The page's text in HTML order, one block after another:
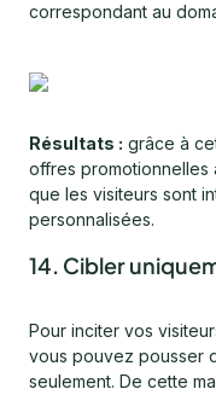
correspondant au
Résultats : grâce à
offres promotionnelles
que les visiteurs sont
personnalisées.
14. Cibler
Pour inciter vos
vous pouvez pousser
seulement. De cette